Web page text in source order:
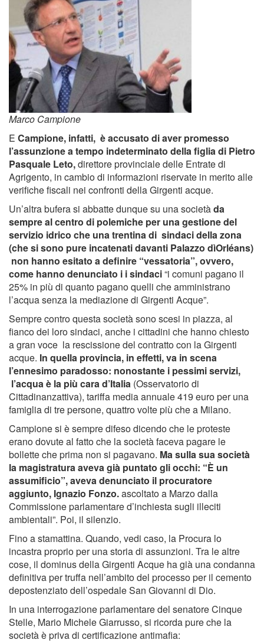
Marco Campione
E Campione, infatti, è accusato di aver promesso
l’assunzione a tempo indeterminato della figlia di Pietro
Pasquale Leto,direttore provinciale delle Entrate di
Agrigento, in cambio di informazioni riservate in merito alle
verifiche fiscali nei confronti della Girgenti acque.
Un’altra bufera si abbatte dunque su una societàda
sempre al centro di polemiche per una gestione del
servizio idrico che una trentina di sindaci della zona
(che si sono pure incatenati davanti Palazzo dìOrléans)
non hanno esitato a definire “vessatoria”, ovvero,
come hanno denunciato i i sindaci“i comuni pagano il
25% in più di quanto pagano quelli che amministrano
l’acqua senza la mediazione di Girgenti Acque”.
Sempre contro questa società sono scesi in piazza, al
fianco dei loro sindaci, anche i cittadini che hanno chiesto
a gran voce la rescissione del contratto con la Girgenti
acque. In quella provincia, in effetti, va in scena
l’ennesimo paradosso: nonostante i pessimi servizi,
l’acqua è la più cara d’Italia (Osservatorio di
Cittadinanzattiva), tariffa media annuale 419 euro per una
famiglia di tre persone, quattro volte più che a Milano.
Campione si è sempre difeso dicendo che le proteste
erano dovute al fatto che la società faceva pagare le
bollette che prima non si pagavano. Ma sulla sua società
la magistratura aveva già puntato gli occhi: “È un
assumificio”, aveva denunciato il procuratore
aggiunto, Ignazio Fonzo.ascoltato a Marzo dalla
Commissione parlamentare d’inchiesta sugli illeciti
ambientali”. Poi, il silenzio.
Fino a stamattina. Quando, vedi caso, la Procura lo
incastra proprio per una storia di assunzioni. Tra le altre
cose, il dominus della Girgenti Acque ha già una condanna
definitiva per truffa nell’ambito del processo per il cemento
depostenziato dell’ospedale San Giovanni di Dio.
In una interrogazione parlamentare del senatore Cinque
Stelle, Mario Michele Giarrusso, si ricorda pure che la
società è priva di certificazione antimafia: